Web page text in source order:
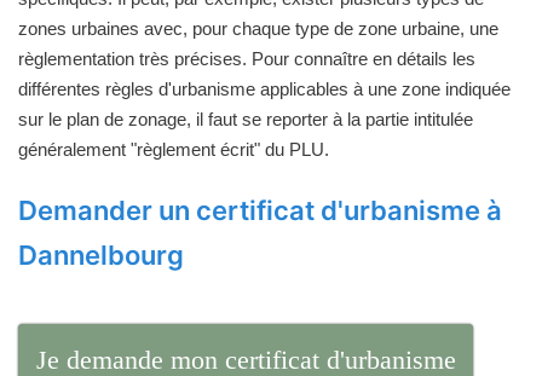
zones urbaines avec, pour chaque type de zone urbaine, une
règlementation très précises. Pour connaître en détails les
différentes règles d'urbanisme applicables à une zone indiquée
sur le plan de zonage, il faut se reporter à la partie intitulée
généralement "règlement écrit" du PLU.
Demander un certificat d'urbanisme à
Dannelbourg
Je demande mon certificat d'urbanisme